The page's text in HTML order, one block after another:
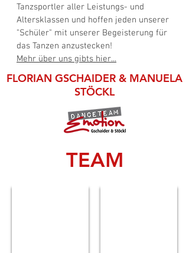
Tanzsportler aller Leistungs- und
Altersklassen und hoffen jeden unserer
"Schüler" mit unserer Begeisterung für
das Tanzen anzustecken!
Mehr über uns gibts hier...
FLORIAN GSCHAIDER & MANUELA
STÖCKL
TEAM